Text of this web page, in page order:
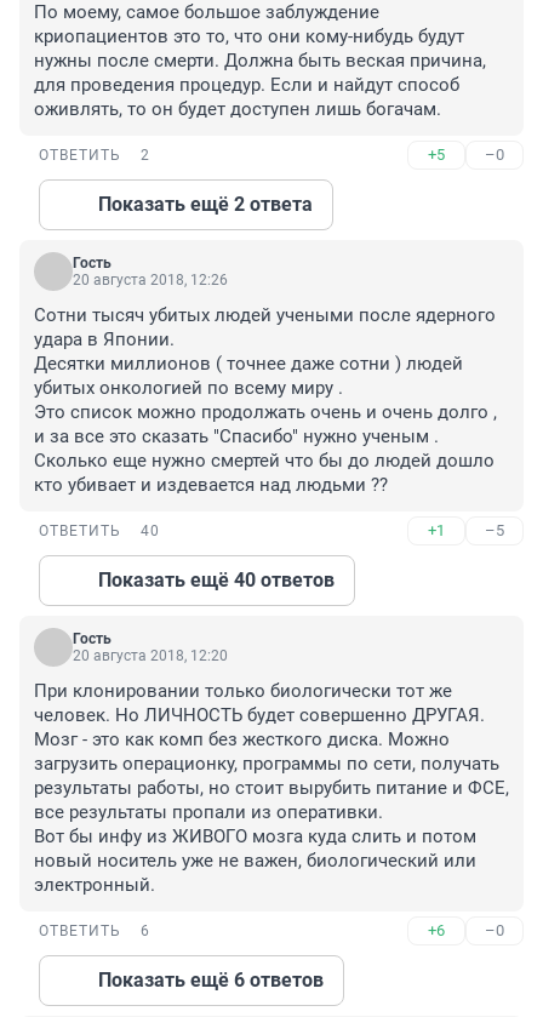
По моему, самое большое заблуждение
криопациентов это то, что они кому-нибудь будут
нужны после смерти. Должна быть веская причина,
для проведения процедур. Если и найдут способ
оживлять, то он будет доступен лишь богачам.
ОТВЕТИТЬ 2 +5 –0
Показать ещё 2 ответа
Гость
20 августа 2018, 12:26
Сотни тысяч убитых людей учеными после ядерного
удара в Японии.
Десятки миллионов ( точнее даже сотни ) людей
убитых онкологией по всему миру .
Это список можно продолжать очень и очень долго ,
и за все это сказать "Спасибо" нужно ученым .
Сколько еще нужно смертей что бы до людей дошло
кто убивает и издевается над людьми ??
ОТВЕТИТЬ 40 +1 –5
Показать ещё 40 ответов
Гость
20 августа 2018, 12:20
При клонировании только биологически тот же
человек. Но ЛИЧНОСТЬ будет совершенно ДРУГАЯ.
Мозг - это как комп без жесткого диска. Можно
загрузить операционку, программы по сети, получать
результаты работы, но стоит вырубить питание и ФСЕ,
все результаты пропали из оперативки.
Вот бы инфу из ЖИВОГО мозга куда слить и потом
новый носитель уже не важен, биологический или
электронный.
ОТВЕТИТЬ 6 +6 –0
Показать ещё 6 ответов